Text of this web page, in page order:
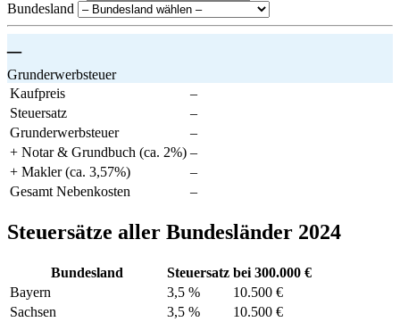
Bundesland
–
Grunderwerbsteuer
Kaufpreis
–
Steuersatz
–
Grunderwerbsteuer
–
+ Notar & Grundbuch (ca. 2%) –
+ Makler (ca. 3,57%)
–
Gesamt Nebenkosten
–
Steuersätze aller Bundesländer 2024
Bundesland Steuersatz bei 300.000 €
Bayern
3,5 %
10.500 €
Sachsen
3,5 %
10.500 €